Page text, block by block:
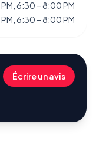
6:30 – 8:00 PM
6:30 – 8:00 PM
Écrire un avis